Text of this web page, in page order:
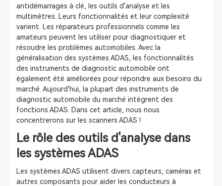
antidémarrages à clé, les outils d'analyse et les
multimètres. Leurs fonctionnalités et leur complexité
varient. Les réparateurs professionnels comme les
amateurs peuvent les utiliser pour diagnostiquer et
résoudre les problèmes automobiles. Avec la
généralisation des systèmes ADAS, les fonctionnalités
des instruments de diagnostic automobile ont
également été améliorées pour répondre aux besoins du
marché. Aujourd'hui, la plupart des instruments de
diagnostic automobile du marché intègrent des
fonctions ADAS. Dans cet article, nous nous
concentrerons sur les scanners ADAS !
Le rôle des outils d'analyse dans
les systèmes ADAS
Les systèmes ADAS utilisent divers capteurs, caméras et
autres composants pour aider les conducteurs à